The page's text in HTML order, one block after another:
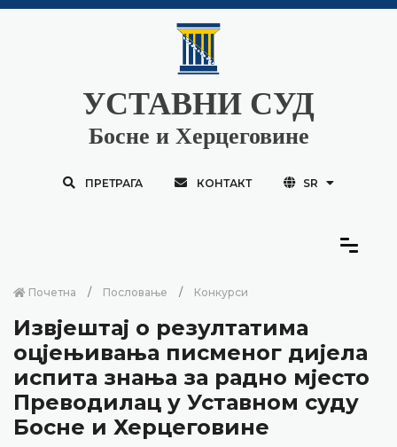
УСТАВНИ СУД
Босне и Херцеговине
ПРЕТРАГА КОНТАКТ SR
Почетна Пословање Конкурси
Извјештај о резултатима
оцјењивања писменог дијела
испита знања за радно мјесто
Преводилац у Уставном суду
Босне и Херцеговине